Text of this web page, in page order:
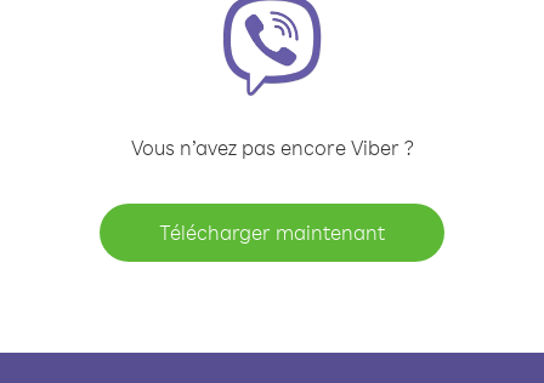
Vous n’avez pas encore Viber ?
Télécharger maintenant